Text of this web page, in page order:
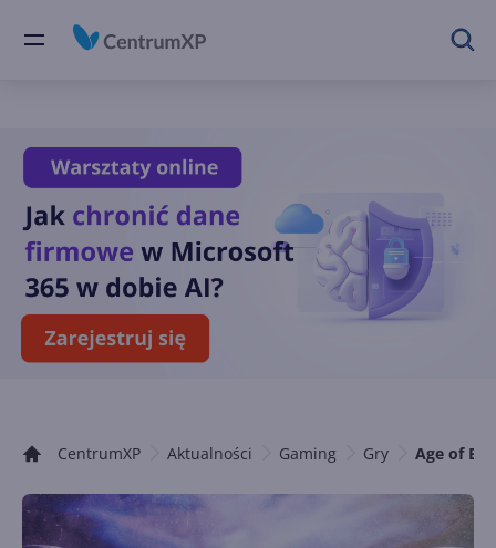
CentrumXP Aktualności Gaming Gry Age of